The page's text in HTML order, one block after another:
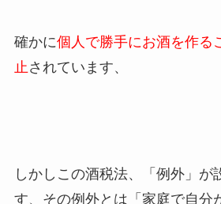
確かに個人で勝手にお酒を作る
止 されています、
しかしこの酒税法、「例外」が
す、その例外とは「家庭で自分